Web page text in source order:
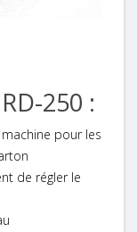
250 :
pour les
de régler le